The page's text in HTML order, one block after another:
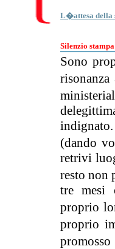
L�attesa della
Silenzio
Sono
(dando
retrivi
resto non
tre mesi
proprio
proprio